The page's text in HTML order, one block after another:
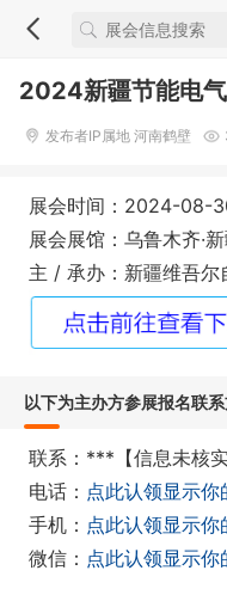
2024新疆节能电
发布者IP属地 河南鹤壁
展会时间：2024-08-
展会展馆：乌鲁木齐·
主 / 承办：新疆维吾尔
以下为主办方参展报名联
联系：***【信息未核
电话： 点此认领显示你
手机： 点此认领显示你
微信： 点此认领显示你